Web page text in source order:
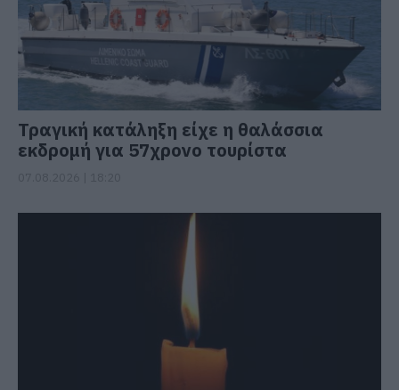
Τραγική κατάληξη είχε η θαλάσσια
εκδρομή για 57χρονο τουρίστα